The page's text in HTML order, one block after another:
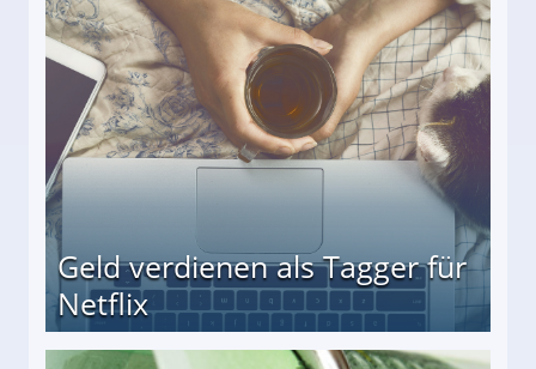
Geld verdienen als Tagger für
Netflix